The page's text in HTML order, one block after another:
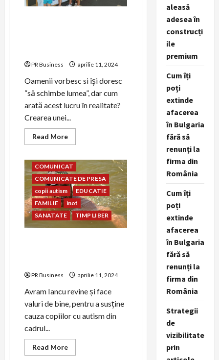
PR Business aprilie 11, 2024
Oamenii vorbesc si își doresc
“să schimbe lumea”, dar cum
arată acest lucru în realitate?
Crearea unei...
Read MoreRead
more
dintre
copiii
Clubului
Sportiv
Steaua
București
și
copiii
Școlii
COMUNICAT
COMUNICATE DE PRESA
copii autism
EDUCATIE
FAMILIE
inot
SANATATE
TIMP LIBER
PR Business aprilie 11, 2024
Avram Iancu revine și face
valuri de bine, pentru a susține
cauza copiilor cu autism din
cadrul...
Read MoreRead
more
aleasă
adesea în
construcți
ile
premium
Cum îți
poți
extinde
afacerea
în Bulgaria
fără să
renunți la
firma din
România
Cum îți
poți
extinde
afacerea
în Bulgaria
fără să
renunți la
firma din
România
Strategii
de
vizibilitate
prin